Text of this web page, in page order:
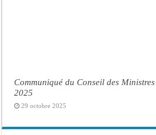
Communiqué du Conseil des
2025
29 octobre 2025